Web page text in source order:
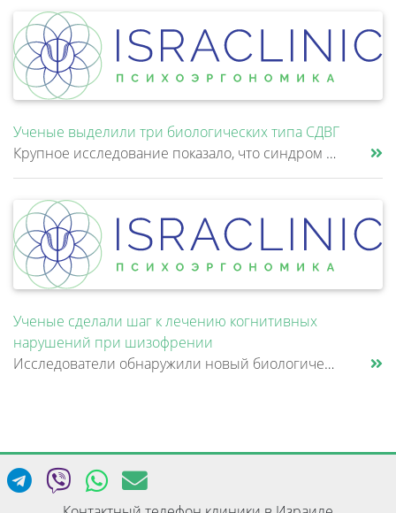
Ученые выделили три биологических типа СДВГ
Крупное исследование показало, что синдром дефицита внимания и гиперактивности (СДВГ) может включать не два, а три биоло......
Ученые сделали шаг к лечению когнитивных
нарушений при шизофрении
Исследователи обнаружили новый биологический механизм, который может быть связан с нарушением памяти и внимания при шизо......